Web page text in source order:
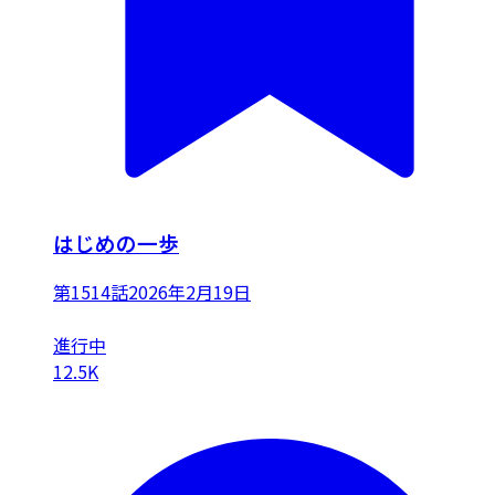
はじめの一歩
第1514話2026年2月19日
進行中
12.5K